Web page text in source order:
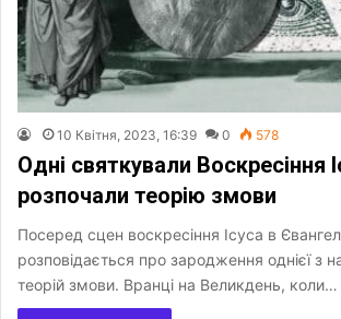
10 Квітня, 2023, 16:39 0 578
Одні святкували Воскресіння
розпочали теорію змови
Посеред сцен воскресіння Ісуса в
розповідається про зародження однієї з
теорій змови. Вранці на Великдень, коли…